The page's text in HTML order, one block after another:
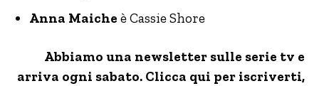
Anna Maiche è Cassie Shore
Abbiamo una newsletter sulle serie tv e
arriva ogni sabato. Clicca qui per iscriverti,